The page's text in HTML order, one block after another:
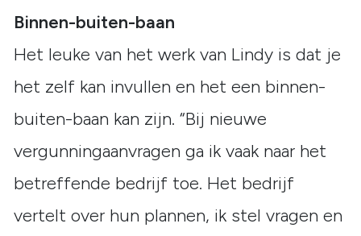
Binnen-buiten-baan
Het leuke van het werk van Lindy is dat je
het zelf kan invullen en het een binnen-
buiten-baan kan zijn. “Bij nieuwe
vergunningaanvragen ga ik vaak naar het
betreffende bedrijf toe. Het bedrijf
vertelt over hun plannen, ik stel vragen en